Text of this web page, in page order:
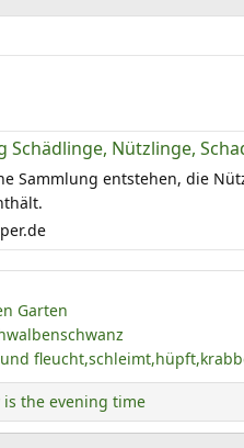
Schädlinge, Nützlinge,
Sammlung entstehen, die
Garten
is the evening time